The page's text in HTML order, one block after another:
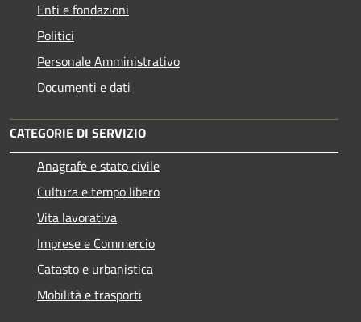
Enti e fondazioni
Politici
Personale Amministrativo
Documenti e dati
CATEGORIE DI SERVIZIO
Anagrafe e stato civile
Cultura e tempo libero
Vita lavorativa
Imprese e Commercio
Catasto e urbanistica
Mobilità e trasporti